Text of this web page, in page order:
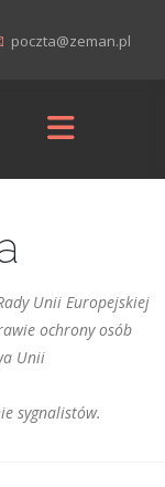
poczta@zeman.pl
Unii Europejskiej
ochrony osób
Unii
sygnalistów.